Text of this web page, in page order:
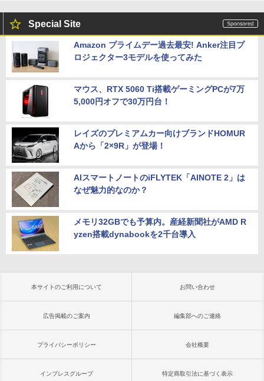
Special Site
Amazon プライムデー過去最安! Anker注目プ
ロジェクター3モデルを使ってみた
マウス、RTX 5060 Ti搭載ゲーミングPCが7万
5,000円オフで30万円台！
レイズのプレミアムカー向けブランドHOMUR
Aから「2×9R」が登場！
AIスマートノートのiFLYTEK「AINOTE 2」は
なぜ魅力的なのか？
メモリ32GBでも予算内。産経新聞社がAMD R
yzen搭載dynabookを2千台導入
本サイトのご利用について お問い合わせ
広告掲載のご案内 編集部へのご連絡
プライバシーポリシー 会社概要
インプレスグループ 特定商取引法に基づく表示